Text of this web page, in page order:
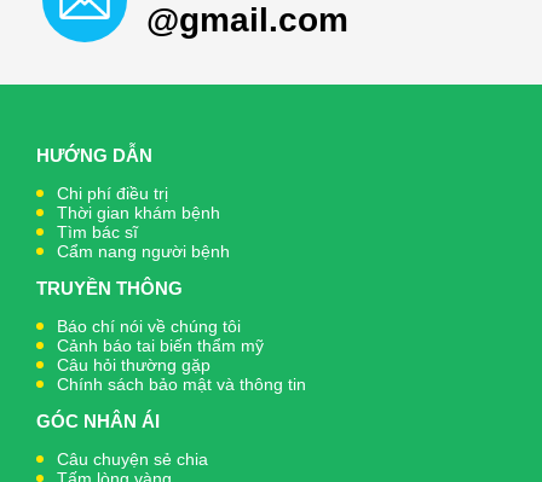
@gmail.com
HƯỚNG DẪN
Chi phí điều trị
Thời gian khám bệnh
Tìm bác sĩ
Cẩm nang người bệnh
TRUYỀN THÔNG
Báo chí nói về chúng tôi
Cảnh báo tai biến thẩm mỹ
Câu hỏi thường gặp
Chính sách bảo mật và thông tin
GÓC NHÂN ÁI
Câu chuyện sẻ chia